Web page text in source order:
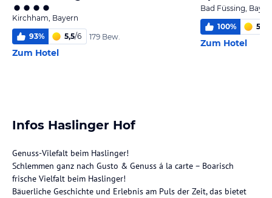
Kirchham, Bayern
93% 5,5/6 179 Bew.
Zum Hotel
Bad Füssing,
100% 5,9
Zum Hotel
Infos Haslinger Hof
Genuss-Vilefalt beim Haslinger!
Schlemmen ganz nach Gusto & Genuss á la carte – Boarisch
frische Vielfalt beim Haslinger!
Bäuerliche Geschichte und Erlebnis am Puls der Zeit, das bietet